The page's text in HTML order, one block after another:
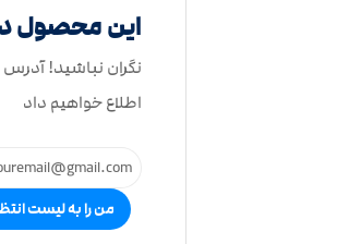
این محصول
نگران نباشید!
اطلاع خواهیم داد
من را به لیست